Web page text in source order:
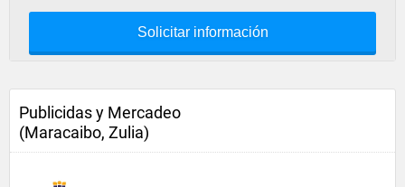
Solicitar información
Publicidas y Mercadeo
(Maracaibo, Zulia)